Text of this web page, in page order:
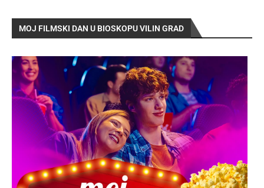
MOJ FILMSKI DAN U BIOSKOPU VILIN GRAD